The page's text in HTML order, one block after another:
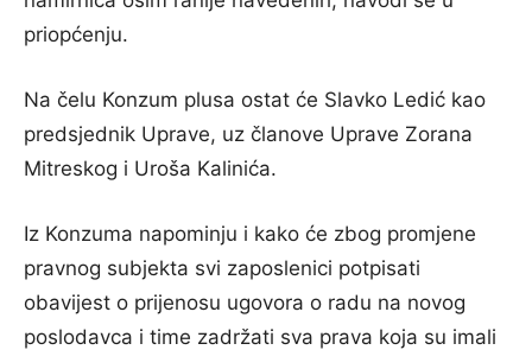
priopćenju.
Na čelu Konzum plusa ostat će Slavko Ledić kao
predsjednik Uprave, uz članove Uprave Zorana
Mitreskog i Uroša Kalinića.
Iz Konzuma napominju i kako će zbog promjene
pravnog subjekta svi zaposlenici potpisati
obavijest o prijenosu ugovora o radu na novog
poslodavca i time zadržati sva prava koja su imali